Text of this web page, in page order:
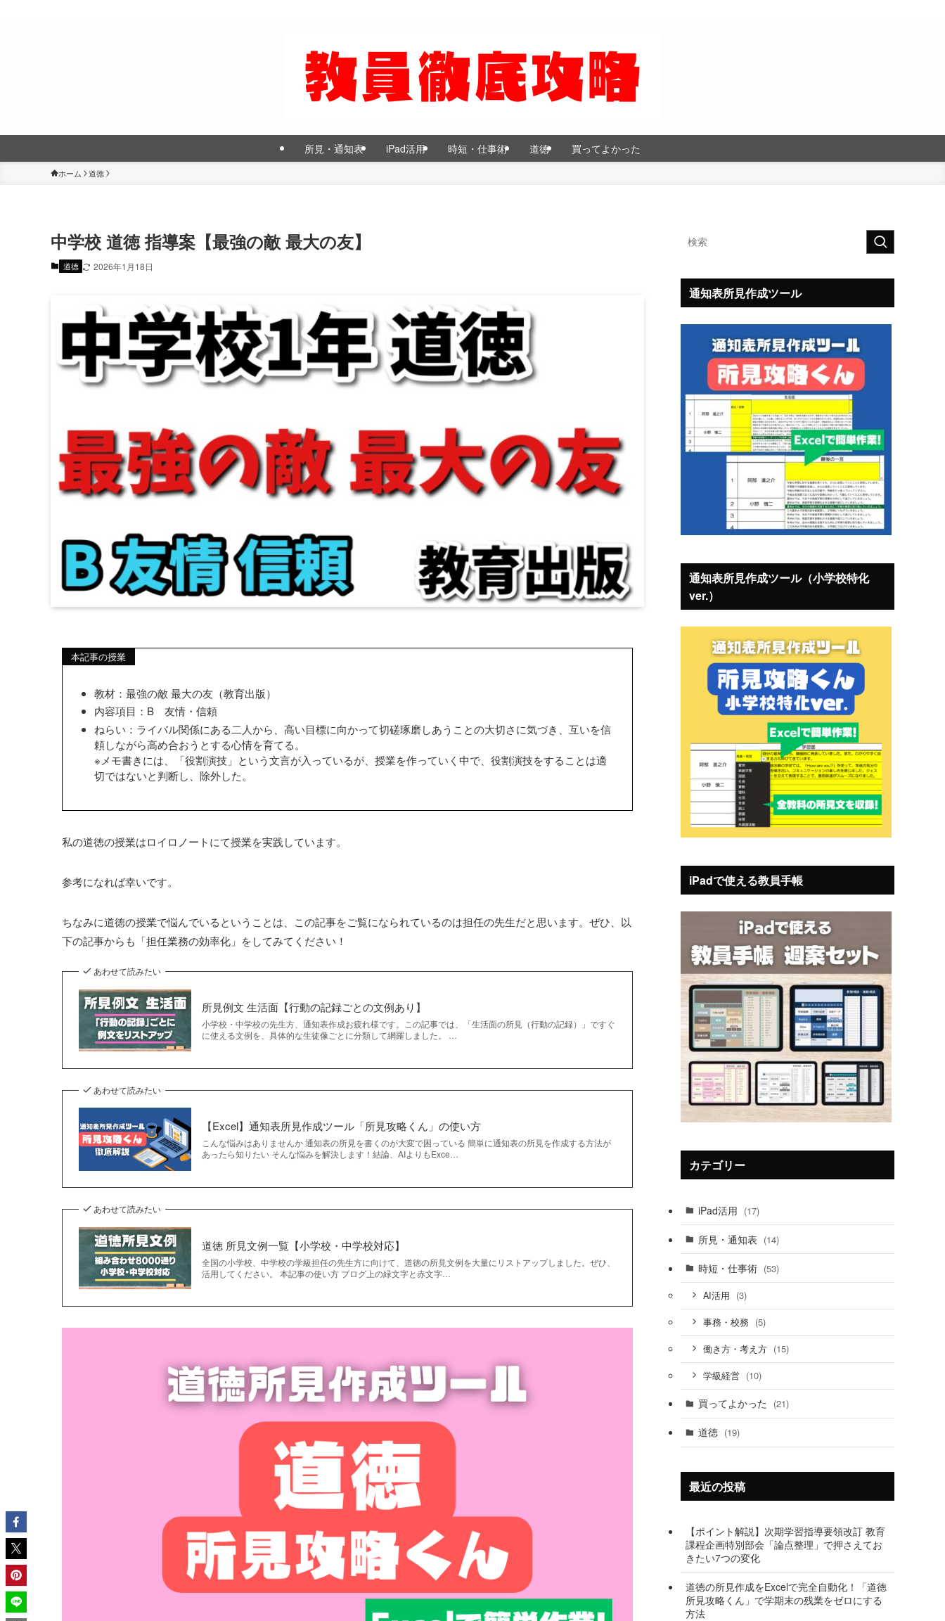
所見・通知表 iPad活用 時短・仕事術 道徳 買ってよかった
ホーム 道徳
中学校 道徳 指導案【最強の敵 最大の友】
道徳 2026年1月18日
本記事の授業
教材：最強の敵 最大の友（教育出版）
内容項目：B 友情・信頼
ねらい：ライバル関係にある二人から、高い目標に向かって切磋琢磨しあうことの大切さに気づき、互いを信
頼しながら高め合おうとする心情を育てる。
※メモ書きには、「役割演技」という文言が入っているが、授業を作っていく中で、役割演技をすることは適
切ではないと判断し、除外した。
私の道徳の授業はロイロノートにて授業を実践しています。
参考になれば幸いです。
ちなみに道徳の授業で悩んでいるということは、この記事をご覧になられているのは担任の先生だと思います。ぜひ、以
下の記事からも「担任業務の効率化」をしてみてください！
あわせて読みたい
所見例文 生活面【行動の記録ごとの文例あり】
小学校・中学校の先生方、通知表作成お疲れ様です。この記事では、「生活面の所見（行動の記録）」ですぐ
に使える文例を、具体的な生徒像ごとに分類して網羅しました。 …
あわせて読みたい
【Excel】通知表所見作成ツール「所見攻略くん」の使い方
こんな悩みはありませんか 通知表の所見を書くのが大変で困っている 簡単に通知表の所見を作成する方法が
あったら知りたい そんな悩みを解決します！結論、AIよりもExce…
あわせて読みたい
道徳 所見文例一覧【小学校・中学校対応】
全国の小学校、中学校の学級担任の先生方に向けて、道徳の所見文例を大量にリストアップしました。ぜひ、
活用してください。 本記事の使い方 ブログ上の緑文字と赤文字…
通知表所見作成ツール
通知表所見作成ツール（小学校特化
ver.）
iPadで使える教員手帳
カテゴリー
iPad活用 (17)
所見・通知表 (14)
時短・仕事術 (53)
AI活用 (3)
事務・校務 (5)
働き方・考え方 (15)
学級経営 (10)
買ってよかった (21)
道徳 (19)
最近の投稿
【ポイント解説】次期学習指導要領改訂 教育
課程企画特別部会「論点整理」で押さえてお
きたい7つの変化
道徳の所見作成をExcelで完全自動化！「道徳
所見攻略くん」で学期末の残業をゼロにする
方法